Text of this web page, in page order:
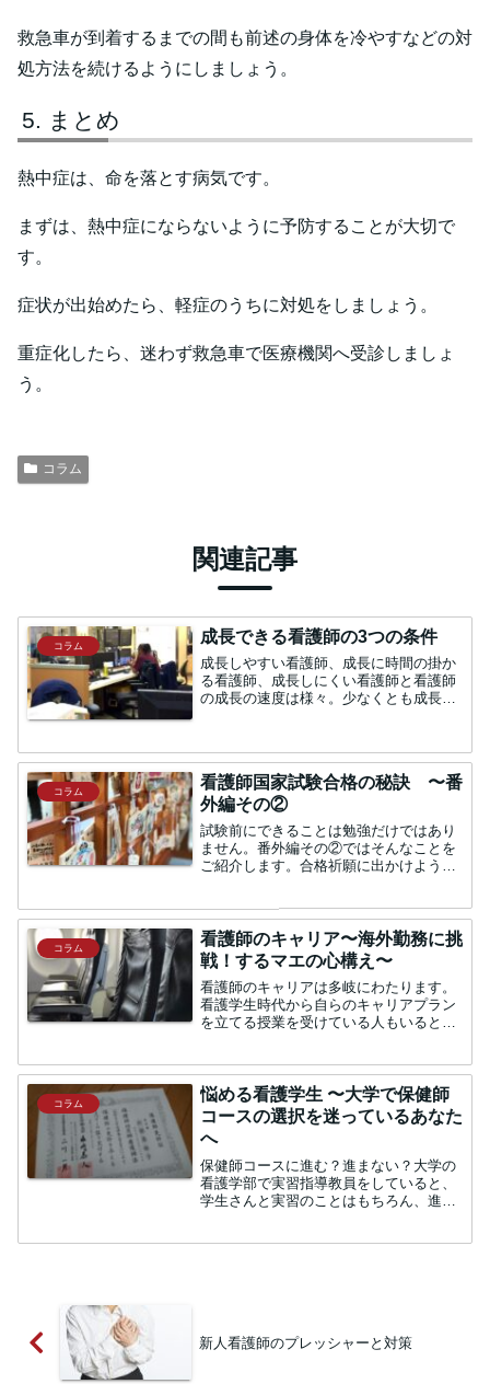
救急車が到着するまでの間も前述の身体を冷やすなどの対
処方法を続けるようにしましょう。
まとめ
熱中症は、命を落とす病気です。
まずは、熱中症にならないように予防することが大切で
す。
症状が出始めたら、軽症のうちに対処をしましょう。
重症化したら、迷わず救急車で医療機関へ受診しましょ
う。
コラム
関連記事
コラム 成長できる看護師の3つの条件
成長しやすい看護師、成長に時間の掛か
る看護師、成長しにくい看護師と看護師
の成長の速度は様々。少なくとも成長し
い看護師は、どんな人が多いのでしょ
か。「素直さ」「好奇心」「...
コラム
看護師国家試験合格の秘訣 〜番
外編その②
試験前にできることは勉強だけではあり
ません。番外編その②ではそんなことを
ご紹介します。合格祈願に出かけよう忘
一度神社に合格祈願のお参りに行きまし
ょう。受験の神様といえば...
コラム
看護師のキャリア〜海外勤務に挑
戦！するマエの心構え〜
看護師のキャリアは多岐にわたります。
看護学生時代から自らのキャリアプラン
を立てる授業を受けている人もいると思
家試験に合格しよう！日々の業務に追わ
れて将来のことなど考えら...
コラム
悩める看護学生 〜大学で保健師
コースの選択を迷っているあなた
へ
保健師コースに進む？進まない？大学の
看護学部で実習指導教員をしていると、
学生さんと実習のことはもちろん、進路
新人看護師のプレッシャーと対策